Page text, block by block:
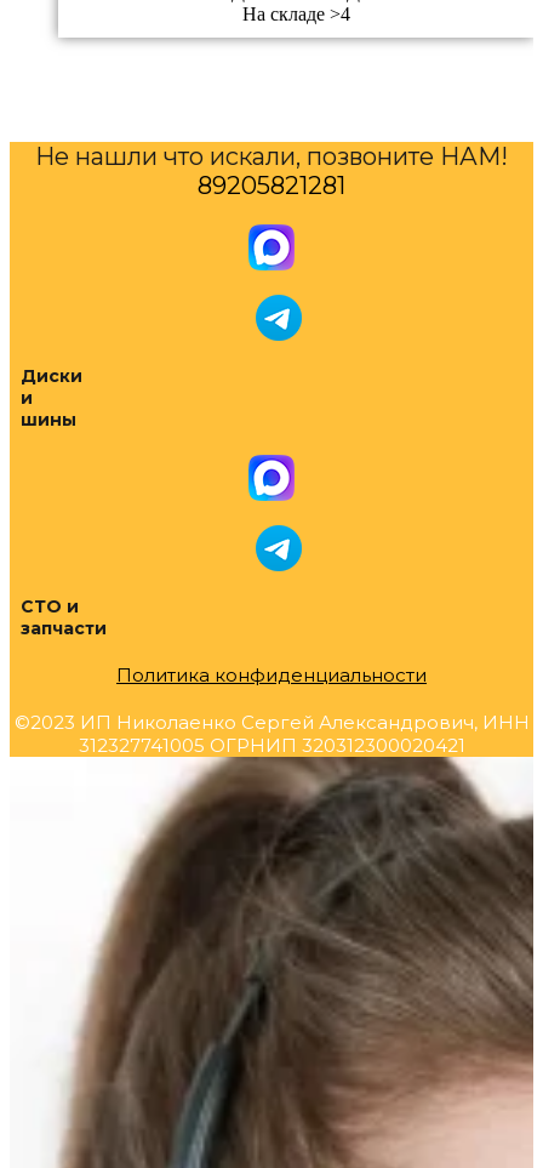
На складе >4
Не нашли что искали, позвоните НАМ!
89205821281
Диски
и
шины
СТО и
запчасти
Политика конфиденциальности
©2023 ИП Николаенко Сергей Александрович, ИНН
312327741005 ОГРНИП 320312300020421